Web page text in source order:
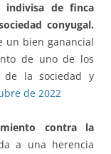
indivisa de finca
conyugal.
un bien ganancial
de uno de los
de la sociedad y
de 2022
contra la
a una herencia